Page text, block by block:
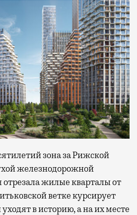
зона за Рижской
железнодорожной
отрезала жилые кварталы от
ветке курсирует
в историю, а на их месте